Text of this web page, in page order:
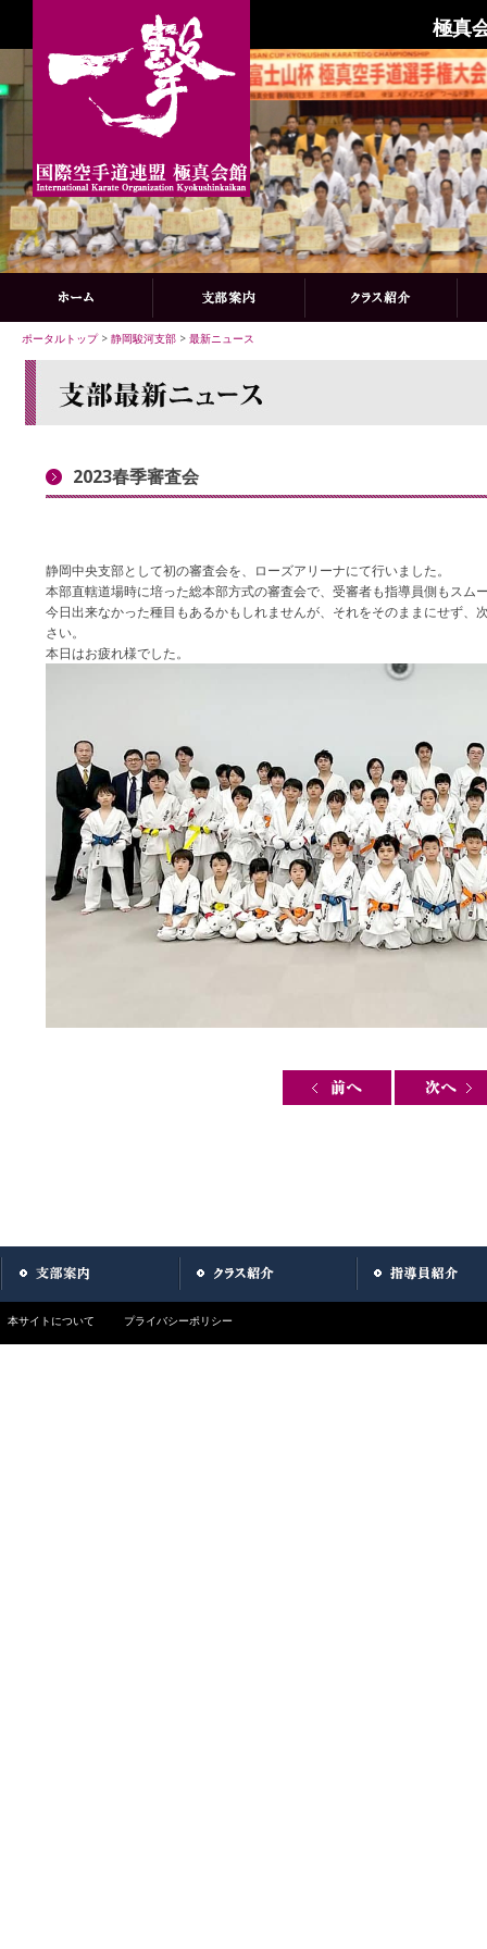
極真
ポータルトップ> 静岡駿河支部 > 最新ニュース
2023春季審査会
静岡中央支部として初の審査会を、ローズアリーナにて行いました。
本部直轄道場時に培った総本部方式の審査会で、受審者も指導員側もスム
今日出来なかった種目もあるかもしれませんが、それをそのままにせず、
さい。
本日はお疲れ様でした。
本サイトについて プライバシーポリシー